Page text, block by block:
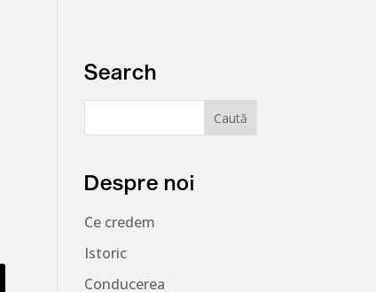
Search
Despre noi
Ce credem
Istoric
Conducerea